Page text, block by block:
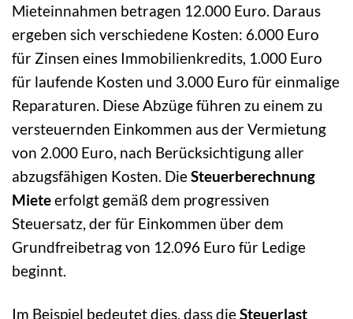
Mieteinnahmen betragen 12.000 Euro. Daraus
ergeben sich verschiedene Kosten: 6.000 Euro
für Zinsen eines Immobilienkredits, 1.000 Euro
für laufende Kosten und 3.000 Euro für einmalige
Reparaturen. Diese Abzüge führen zu einem zu
versteuernden Einkommen aus der Vermietung
von 2.000 Euro, nach Berücksichtigung aller
abzugsfähigen Kosten. DieSteuerberechnung
Mieteerfolgt gemäß dem progressiven
Steuersatz, der für Einkommen über dem
Grundfreibetrag von 12.096 Euro für Ledige
beginnt.
Im Beispiel bedeutet dies, dass dieSteuerlast